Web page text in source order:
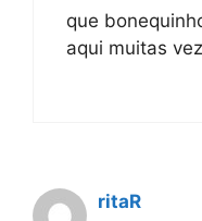
que
aqui muitas
ritaR